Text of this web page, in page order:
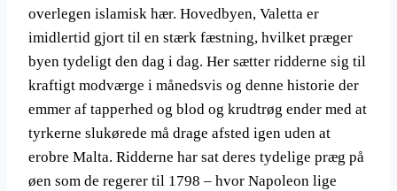
overlegen islamisk hær. Hovedbyen, Valetta er
imidlertid gjort til en stærk fæstning, hvilket præger
byen tydeligt den dag i dag. Her sætter ridderne sig til
kraftigt modværge i månedsvis og denne historie der
emmer af tapperhed og blod og krudtrøg ender med at
tyrkerne slukørede må drage afsted igen uden at
erobre Malta. Ridderne har sat deres tydelige præg på
øen som de regerer til 1798 – hvor Napoleon lige